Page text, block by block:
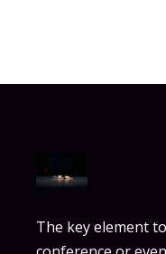
The key element